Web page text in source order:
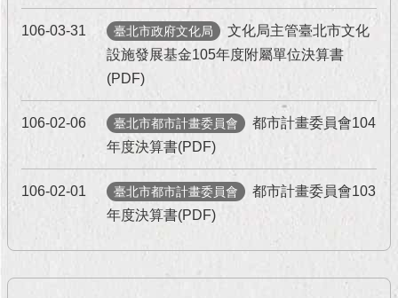
106-03-31 臺北市政府文化局
文化局主管臺北市文化
設施發展基金105年度附屬單位決算書
(PDF)
106-02-06 臺北市都市計畫委員會
都市計畫委員會104
年度決算書(PDF)
106-02-01 臺北市都市計畫委員會
都市計畫委員會103
年度決算書(PDF)